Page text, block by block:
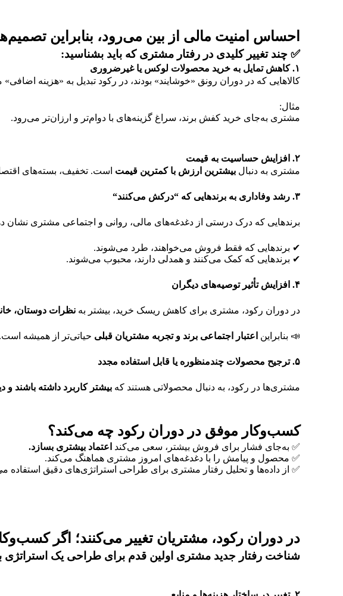
احساس امنیت مالی از بین می‌رود، بنابراین
✅ چند تغییر کلیدی در رفتار مشتری که باید بشناسید:
۱.کاهش تمایل به خرید محصولات لوکس یا غیرضروری
کالاهایی که در دوران رونق «خوشایند» بودند، در رکود تبدیل به «هزینه
مثال:
مشتری به‌جای خرید کفش برند، سراغ گزینه‌های با دوام‌تر و ارزان‌تر می‌رود.
۲. افزایش حساسیت به قیمت
مشتری به دنبال بیشترین ارزش با کمترین قیمت است. تخفیف، بسته‌های
۳. رشد وفاداری به برندهایی که “درکش می‌کنند“
برندهایی که درک درستی از دغدغه‌های مالی، روانی و اجتماعی مشتری نشان
✔ برندهایی که فقط فروش می‌خواهند، طرد می‌شوند.
✔ برندهایی که کمک می‌کنند و همدلی دارند، محبوب می‌شوند.
۴. افزایش تأثیر توصیه‌های دیگران
در دوران رکود، مشتری برای کاهش ریسک خرید، بیشتر به نظرات دوستان،
📣 بنابراین اعتبار اجتماعی برند و تجربه مشتریان قبلی حیاتی‌تر از همیشه است.
۵.ترجیح محصولات چندمنظوره یا قابل استفاده مجدد
مشتری‌ها در رکود، به دنبال محصولاتی هستند که بیشتر کاربرد داشته باشند و
کسب‌وکار موفق در دوران رکود چه می‌کند؟
✅ به‌جای فشار برای فروش بیشتر، سعی می‌کند اعتماد بیشتری بسازد.
✅ محصول و پیامش را با دغدغه‌های امروز مشتری هماهنگ می‌کند.
✅ از داده‌ها و تحلیل رفتار مشتری برای طراحی استراتژی‌های دقیق استفاده
در دوران رکود، مشتریان تغییر می‌کنند؛ اگر
شناخت رفتار جدید مشتری اولین قدم برای طراحی یک استراتژی